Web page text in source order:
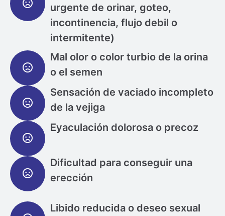
urgente de orinar, goteo,
incontinencia, flujo debil o
intermitente)
Mal olor o color turbio de la orina
o el semen
Sensación de vaciado incompleto
de la vejiga
Eyaculación dolorosa o precoz
Dificultad para conseguir una
erección
Libido reducida o deseo sexual